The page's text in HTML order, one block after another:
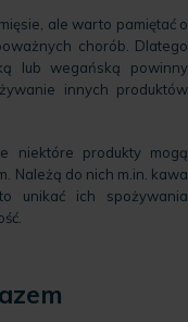
ale warto pamiętać o
chorób. Dlatego
lub wegańską powinny
innych produktów
niektóre produkty mogą
Należą do nich m.in. kawa
unikać ich spożywania